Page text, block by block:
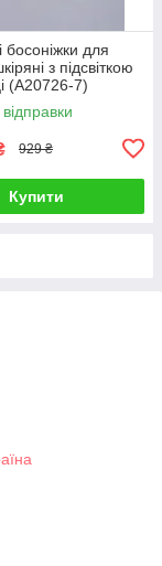
босоніжки для
з підсвіткою
(A20726-7)
929 ₴
Купити